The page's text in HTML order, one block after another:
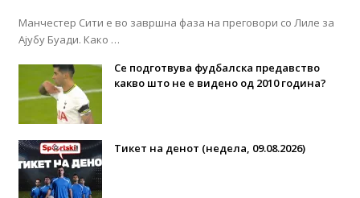
Манчестер Сити е во завршна фаза на преговори со Лиле за
Ајубу Буади. Како …
Се подготвува фудбалска предавство
какво што не е видено од 2010 година?
Тикет на денот (недела, 09.08.2026)